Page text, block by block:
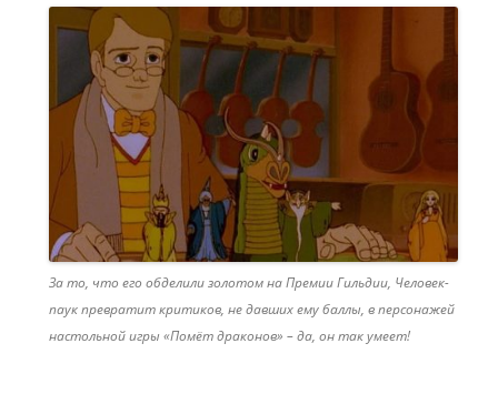
За то, что его обделили золотом на Премии Гильдии, Человек-
паук превратит критиков, не давших ему баллы, в персонажей
настольной игры «Помёт драконов» – да, он так умеет!